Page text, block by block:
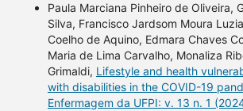
Paula Marciana Pinheiro de Oliveira,
Silva, Francisco Jardsom Moura
Coelho de Aquino, Edmara Chaves
Maria de Lima Carvalho, Monaliza
Grimaldi, Lifestyle and health
with disabilities in the COVID-19
Enfermagem da UFPI: v. 13 n. 1